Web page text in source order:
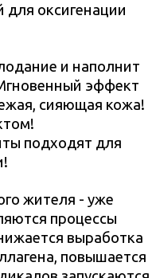
оксигенации
и наполнит
эффект
сияющая кожа!
подходят для
жителя - уже
процессы
выработка
повышается